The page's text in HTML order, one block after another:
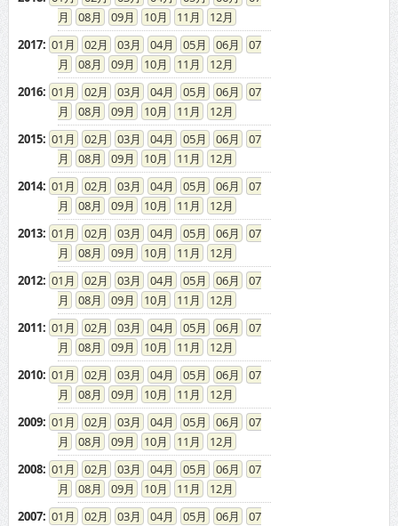
08
09 10 11
12
2017: 01 02 03 04 05 06
07
08
09 10 11
12
2016: 01 02 03 04 05 06
07
08
09 10 11
12
2015: 01 02 03 04 05 06
07
08
09 10 11
12
2014: 01 02 03 04 05 06
07
08
09 10 11
12
2013: 01 02 03 04 05 06
07
08
09 10 11
12
2012: 01 02 03 04 05 06
07
08
09 10 11
12
2011: 01 02 03 04 05 06
07
08
09 10 11
12
2010: 01 02 03 04 05 06
07
08
09 10 11
12
2009: 01 02 03 04 05 06
07
08
09 10 11
12
2008: 01 02 03 04 05 06
07
08
09 10 11
12
2007: 01 02 03 04 05 06
07